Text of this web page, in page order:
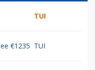
TUI
€1235 TUI